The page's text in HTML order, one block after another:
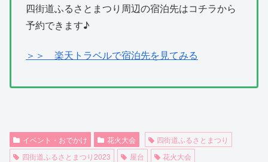
四街道ふるさとまつり周辺の宿泊先はコチラから
予約できます♪
＞＞ 楽天トラベルで宿泊先を見てみる
イベント・おでかけ 花火大会
四街道ふるさとまつり
四街道ふるさとまつり2023
屋台 花火大会